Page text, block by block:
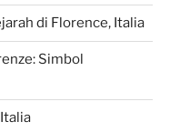
di Florence, Italia
Simbol